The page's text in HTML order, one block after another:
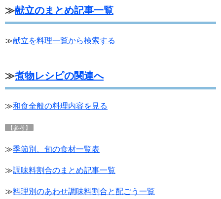
≫献立のまとめ記事一覧
≫献立を料理一覧から検索する
≫煮物レシピの関連へ
≫和食全般の料理内容を見る
【参考】
≫季節別、旬の食材一覧表
≫調味料割合のまとめ記事一覧
≫料理別のあわせ調味料割合と配ごう一覧